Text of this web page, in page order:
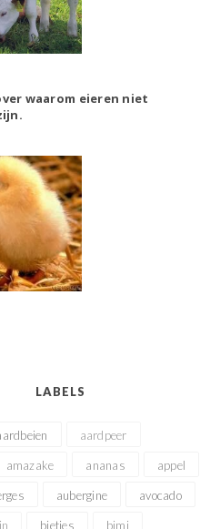
waarom eieren niet
LABELS
aardpeer
amazake ananas appel
aubergine avocado
bietjes bimi